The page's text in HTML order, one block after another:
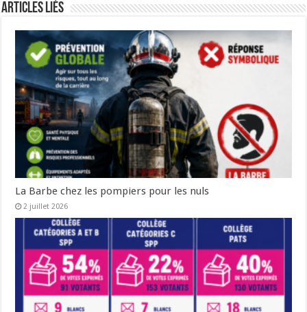
Articles liés
La Barbe chez les pompiers pour les nuls
2 juillet 2026